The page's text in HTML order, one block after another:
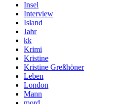
Insel
Interview
Island
Jahr
kk
Krimi
Kristine
Kristine Greßhöner
Leben
London
Mann